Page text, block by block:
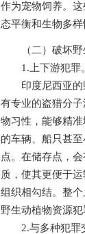
作为宠物饲养。
态平衡和生物多样
（二）破坏野
1.上下游犯罪。
印度尼西亚的野
有专业的盗猎分
物习性，能够精
的车辆、船只甚
点。在储存点，
质，使其更便于
组织相勾结。整
野生动植物资源
2.与多种犯罪交